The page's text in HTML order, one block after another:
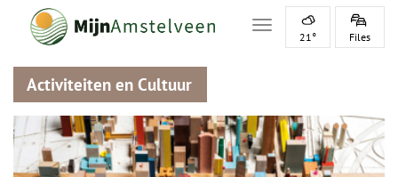
Toggle navigation
21° Files
Activiteiten en Cultuur